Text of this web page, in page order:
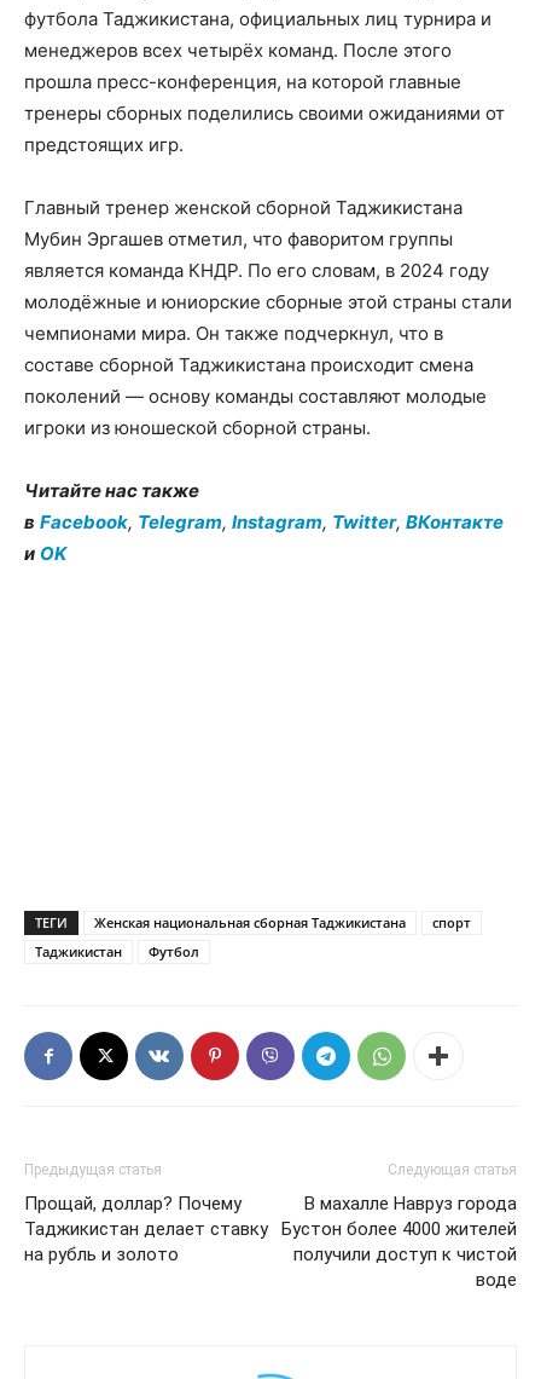
футбола Таджикистана, официальных лиц турнира и
менеджеров всех четырёх команд. После этого
прошла пресс-конференция, на которой главные
тренеры сборных поделились своими ожиданиями от
предстоящих игр.
Главный тренер женской сборной Таджикистана
Мубин Эргашев отметил, что фаворитом группы
является команда КНДР. По его словам, в 2024 году
молодёжные и юниорские сборные этой страны стали
чемпионами мира. Он также подчеркнул, что в
составе сборной Таджикистана происходит смена
поколений — основу команды составляют молодые
игроки из юношеской сборной страны.
Читайте нас также
в Facebook, Telegram, Instagram, Twitter, ВКонтакте
и OK
ТЕГИ Женская национальная сборная Таджикистана
спорт
Таджикистан
Футбол
Предыдущая статья
Прощай, доллар? Почему
Таджикистан делает ставку
на рубль и золото
Следующая статья
В махалле Навруз города
Бустон более 4000 жителей
получили доступ к чистой
воде